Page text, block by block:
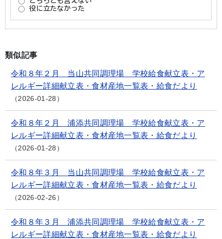
類似記事
令和８年２月 当山共同調理場 学校給食献立表・ア
レルギー詳細献立表・食材産地一覧表・給食だより
2026-01-28
令和８年２月 浦添共同調理場 学校給食献立表・ア
レルギー詳細献立表・食材産地一覧表・給食だより
2026-01-28
令和８年３月 当山共同調理場 学校給食献立表・ア
レルギー詳細献立表・食材産地一覧表・給食だより
2026-02-26
令和８年３月 浦添共同調理場 学校給食献立表・ア
レルギー詳細献立表・食材産地一覧表・給食だより